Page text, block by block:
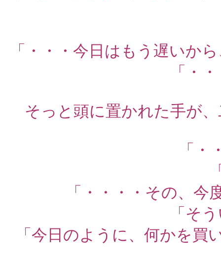
「・・・今日はもう遅いか
「・
そっと頭に置かれた手が
「・
「・・・・その、
「そ
「今日のように、何かを